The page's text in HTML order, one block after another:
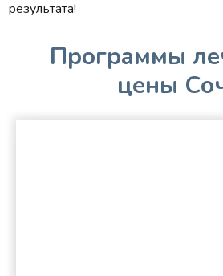
результата!
Программы
цены